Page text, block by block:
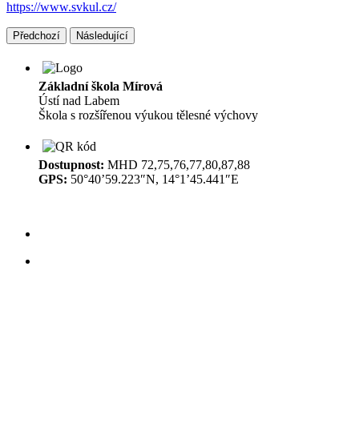
https://www.svkul.cz/
Předchozí Následující
Základní škola Mírová
Ústí nad Labem
Škola s rozšířenou výukou tělesné výchovy
Dostupnost: MHD 72,75,76,77,80,87,88
GPS: 50°40’59.223″N, 14°1’45.441″E